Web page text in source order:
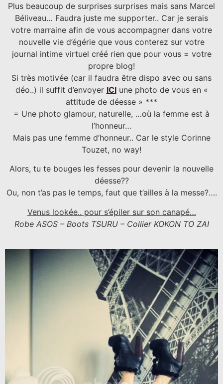
Plus beaucoup de surprises surprises mais sans Marcel
Béliveau… Faudra juste me supporter.. Car je serais
votre marraine afin de vous accompagner dans votre
nouvelle vie d’égérie que vous conterez sur votre
journal intime virtuel créé rien que pour vous = votre
propre blog!
Si très motivée (car il faudra être dispo avec ou sans
déo..) il suffit d’envoyer ICIune photo de vous en «
attitude de déesse » ***
= Une photo glamour, naturelle, …où la femme est à
l’honneur…
Mais pas une femme d’honneur.. Car le style Corinne
Touzet, no way!
Alors, tu te bouges les fesses pour devenir la nouvelle
déesse??
Ou, non t’as pas le temps, faut que t’ailles à la messe?….
Venus lookée.. pour s’épiler sur son canapé…
Robe ASOS – Boots TSURU – Collier KOKON TO ZAI